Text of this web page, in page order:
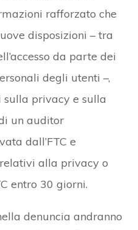
rafforzato che
disposizioni – tra
da parte dei
degli utenti –,
privacy e sulla
un auditor
dall’FTC e
alla privacy o
entro 30 giorni.
denuncia andranno